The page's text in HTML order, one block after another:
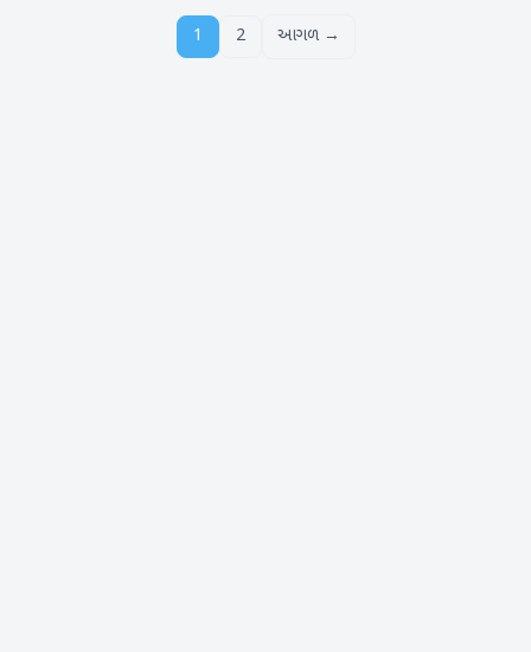
1 2 આગળ →